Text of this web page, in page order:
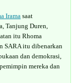
Irama saat
Tanjung Duren,
itu Rhoma
SARA itu dibenarkan
dan demokrasi,
mereka dan